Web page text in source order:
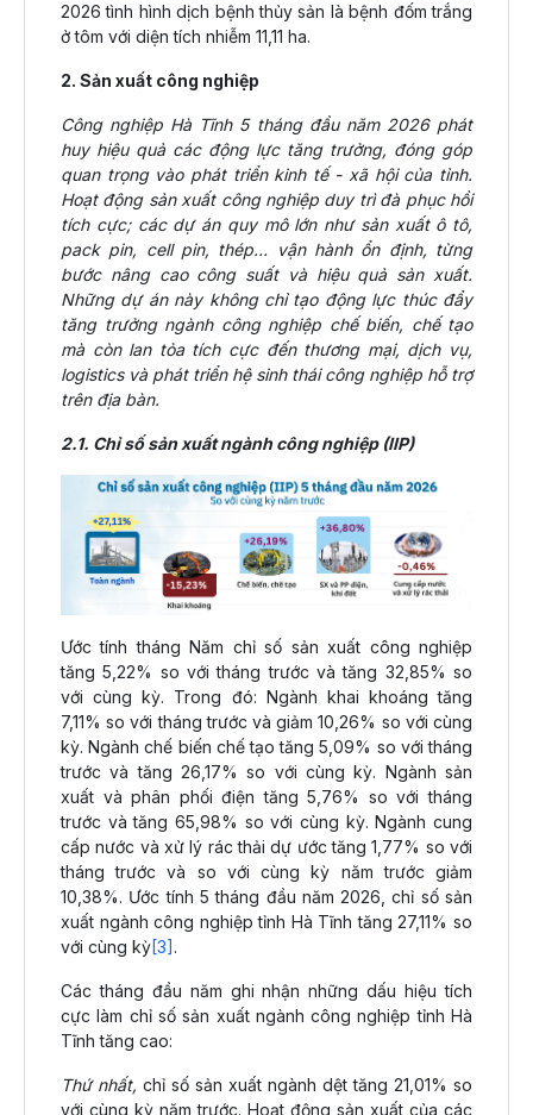
2026 tình hình dịch bệnh thủy sản là bệnh đốm trắng
ở tôm với diện tích nhiễm 11,11 ha.
2. Sản xuất công nghiệp
Công nghiệp Hà Tĩnh 5 tháng đầu năm 2026 phát
huy hiệu quả các động lực tăng trưởng, đóng góp
quan trọng vào phát triển kinh tế - xã hội của tỉnh.
Hoạt động sản xuất công nghiệp duy trì đà phục hồi
tích cực; các dự án quy mô lớn như sản xuất ô tô,
pack pin, cell pin, thép… vận hành ổn định, từng
bước nâng cao công suất và hiệu quả sản xuất.
Những dự án này không chỉ tạo động lực thúc đẩy
tăng trưởng ngành công nghiệp chế biến, chế tạo
mà còn lan tỏa tích cực đến thương mại, dịch vụ,
logistics và phát triển hệ sinh thái công nghiệp hỗ trợ
trên địa bàn.
2.1. Chỉ số sản xuất ngành công nghiệp (IIP)
Ước tính tháng Năm chỉ số sản xuất công nghiệp
tăng 5,22% so với tháng trước và tăng 32,85% so
với cùng kỳ. Trong đó: Ngành khai khoáng tăng
7,11% so với tháng trước và giảm 10,26% so với cùng
kỳ. Ngành chế biến chế tạo tăng 5,09% so với tháng
trước và tăng 26,17% so với cùng kỳ. Ngành sản
xuất và phân phối điện tăng 5,76% so với tháng
trước và tăng 65,98% so với cùng kỳ. Ngành cung
cấp nước và xử lý rác thải dự ước tăng 1,77% so với
tháng trước và so với cùng kỳ năm trước giảm
10,38%. Ước tính 5 tháng đầu năm 2026, chỉ số sản
xuất ngành công nghiệp tỉnh Hà Tĩnh tăng 27,11% so
với cùng kỳ[3] .
Các tháng đầu năm ghi nhận những dấu hiệu tích
cực làm chỉ số sản xuất ngành công nghiệp tỉnh Hà
Tĩnh tăng cao:
Thứ nhất, chỉ số sản xuất ngành dệt tăng 21,01% so
với cùng kỳ năm trước. Hoạt động sản xuất của các